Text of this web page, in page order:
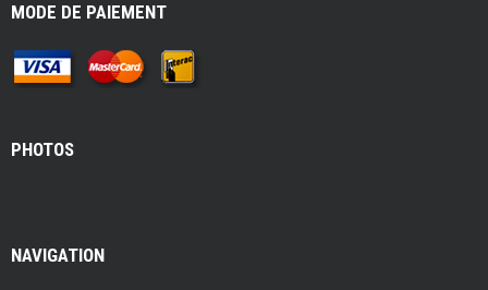
MODE DE PAIEMENT
PHOTOS
NAVIGATION